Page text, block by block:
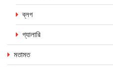
ব্লগ
গ্যালারি
মতামত